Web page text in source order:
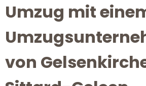
Umzug mit
von